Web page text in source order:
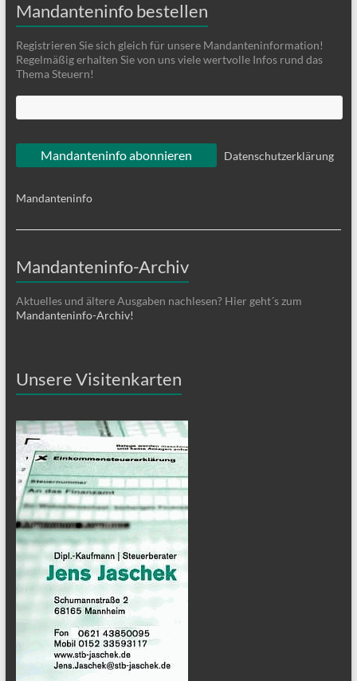
Mandanteninfo bestellen
Registrieren Sie sich gleich für unsere Mandanteninformation!
Regelmäßig erhalten Sie von uns viele wertvolle Infos rund das
Thema Steuern!
Datenschutzerklärung
Mandanteninfo
Mandanteninfo-Archiv
Aktuelles und ältere Ausgaben nachlesen? Hier geht´s zum
Mandanteninfo-Archiv!
Unsere Visitenkarten